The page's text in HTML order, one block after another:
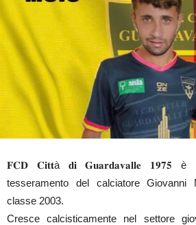
𝐅𝐂𝐃 𝐂𝐢𝐭𝐭à 𝐝𝐢 𝐆𝐮𝐚𝐫𝐝𝐚𝐯𝐚𝐥𝐥𝐞 𝟏𝟗𝟕𝟓
tesseramento del calciatore Giovanni
classe 2003.
Cresce calcisticamente nel settore